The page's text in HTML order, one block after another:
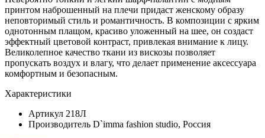
принтом наброшенный на плечи придаст женскому образу
неповторимый стиль и романтичность. В композиции с ярким
однотонным плащом, красиво уложенный на шее, он создаст
эффектный цветовой контраст, привлекая внимание к лицу.
Великолепное качество ткани из вискозы позволяет
пропускать воздух и влагу, что делает применение аксессуара
комфортным и безопасным.
Характеристики
Артикул 218Л
Производитель D`imma fashion studio, Россия